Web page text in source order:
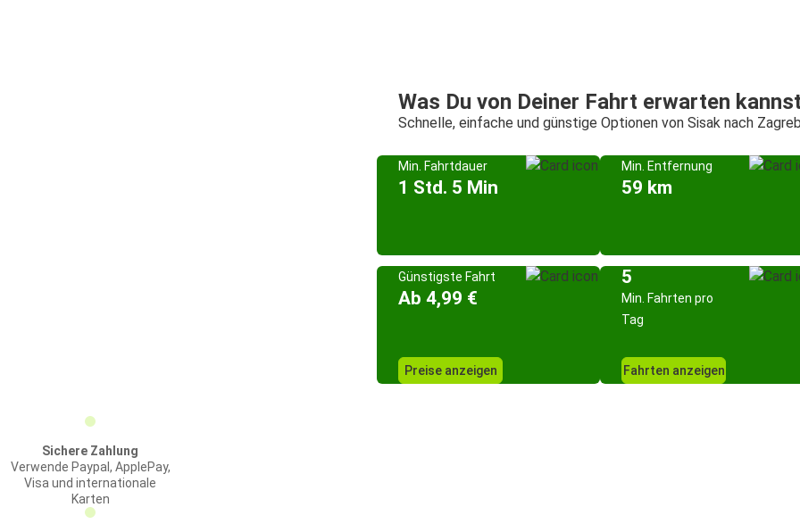
Was Du von Deiner Fahrt erwarten
Schnelle, einfache und günstige Optionen von Sisak nach
Min. Fahrtdauer
1 Std. 5 Min
Min. Entfernung
59 km
Günstigste Fahrt
Ab 4,99 €
Preise anzeigen
5
Min. Fahrten pro
Tag
Fahrten anzeigen
Sichere Zahlung
Verwende Paypal, ApplePay,
Visa und internationale
Karten